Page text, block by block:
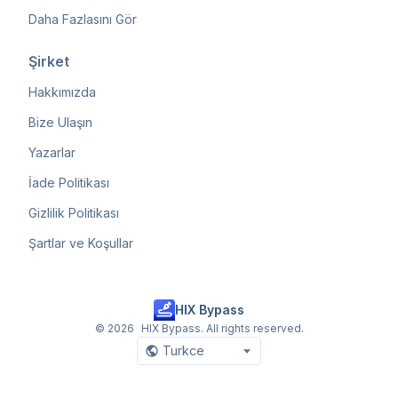
Daha Fazlasını Gör
Şirket
Hakkımızda
Bize Ulaşın
Yazarlar
İade Politikası
Gizlilik Politikası
Şartlar ve Koşullar
HIX Bypass
© 2026 HIX Bypass. All rights reserved.
Turkce